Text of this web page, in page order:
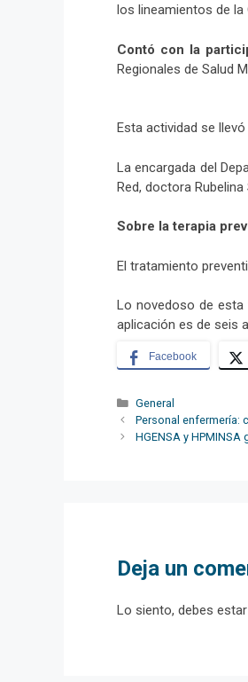
los lineamientos de la
Contó con la
Regionales de Salud
Esta actividad se
La encargada del
Red, doctora Rubelina
Sobre la terapia
El tratamiento
Lo novedoso de esta
aplicación es de seis
Facebook
Categorías
General
Personal enfermería:
HGENSA y
Deja un
Lo siento, debes estar